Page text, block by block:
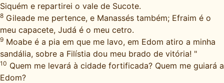
Siquém e repartirei o vale de Sucote.
8 Gileade me pertence, e Manassés também; Efraim é o
meu capacete, Judá é o meu cetro.
9 Moabe é a pia em que me lavo, em Edom atiro a minha
sandália, sobre a Filístia dou meu brado de vitória! "
10 Quem me levará à cidade fortificada? Quem me guiará a
Edom?